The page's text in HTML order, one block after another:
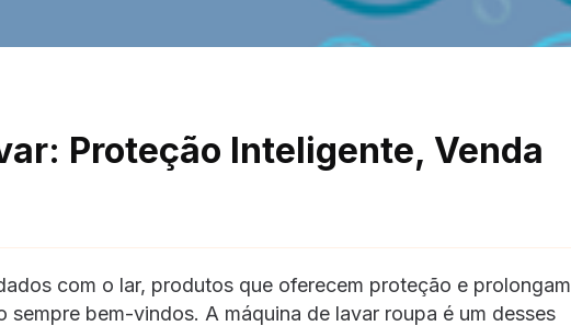
Proteção Inteligente, Venda
com o lar, produtos que oferecem proteção e prolongam
bem-vindos. A máquina de lavar roupa é um desses